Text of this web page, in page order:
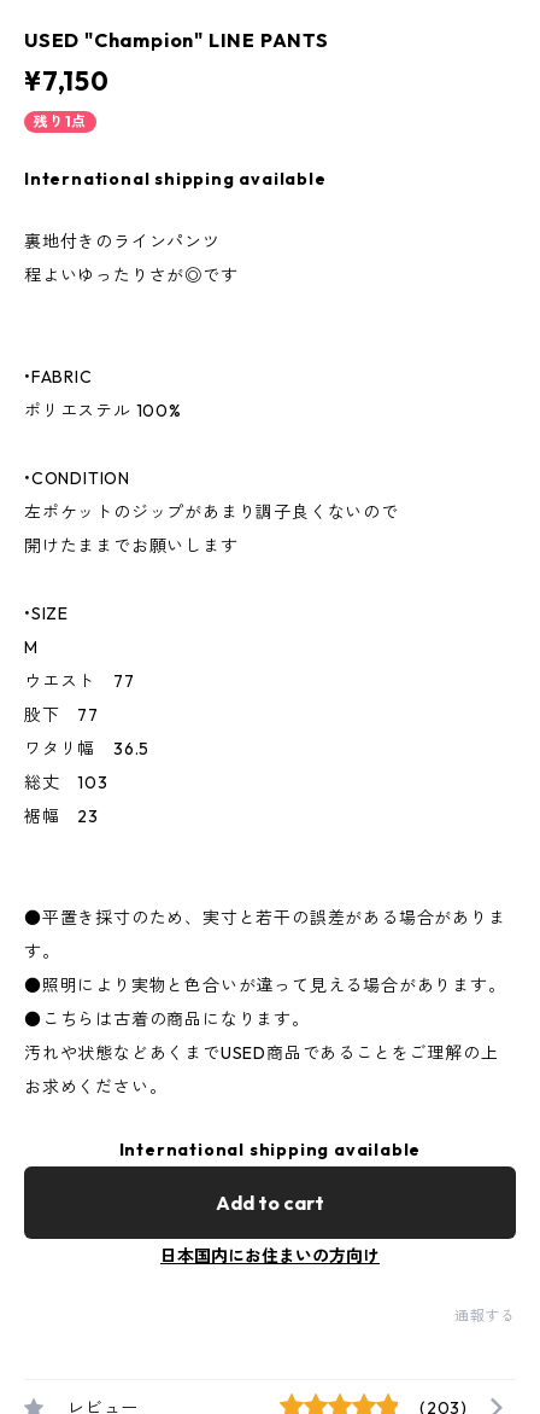
USED "Champion" LINE PANTS
¥7,150
残り1点
International shipping available
裏地付きのラインパンツ
程よいゆったりさが◎です
•FABRIC
ポリエステル 100%
•CONDITION
左ポケットのジップがあまり調子良くないので
開けたままでお願いします
•SIZE
M
ウエスト 77
股下 77
ワタリ幅 36.5
総丈 103
裾幅 23
●平置き採寸のため、実寸と若干の誤差がある場合がありま
す。
●照明により実物と色合いが違って見える場合があります。
●こちらは古着の商品になります。
汚れや状態などあくまでUSED商品であることをご理解の上
お求めください。
International shipping available
Add to cart
日本国内にお住まいの方向け
通報する
レビュー (203)